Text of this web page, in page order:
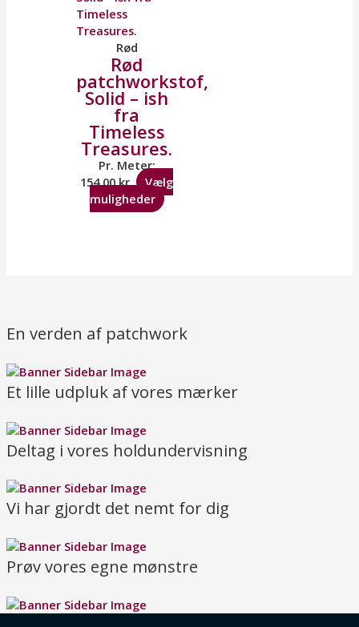
Rød
Rød
patchworkstof,
Solid – ish
fra
Timeless
Treasures.
Pr. Meter:
154,00kr.
Vælg
muligheder
En verden af patchwork
Et lille udpluk af vores mærker
Deltag i vores holdundervisning
Vi har gjordt det nemt for dig
Prøv vores egne mønstre